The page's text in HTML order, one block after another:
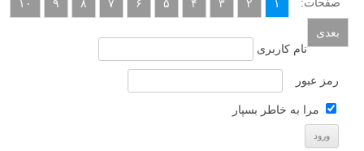
فرد از عکاسی است. با ترکیب سرعت شاترهای آهسته با نور و حرکت
چهار تکنیک عکاسی از دنباله های نور انتزاعی به شما عزیزان آموزش می
دهیم که می توانید در تمرین عکاسی خود آنها را امتحان کنید.